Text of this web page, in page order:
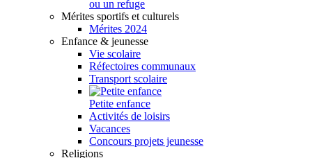
ou un refuge
Mérites sportifs et culturels
Mérites 2024
Enfance & jeunesse
Vie scolaire
Réfectoires communaux
Transport scolaire
Petite enfance
Activités de loisirs
Vacances
Concours projets jeunesse
Religions